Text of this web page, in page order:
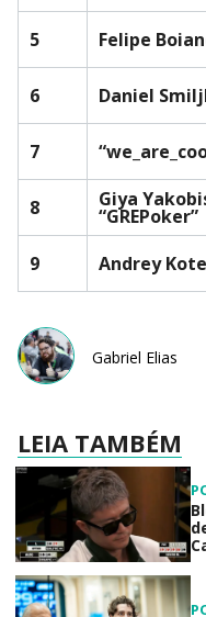
5
Felipe
6
Daniel
7
8
Giya
“GREPoker”
9
Andrey
Gabriel Elias
LEIA TAMBÉM